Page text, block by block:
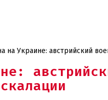
на Украине: австрийский